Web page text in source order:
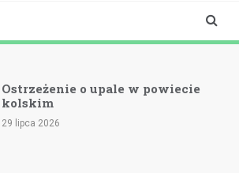
Ostrzeżenie o upale w powiecie
kolskim
29 lipca 2026